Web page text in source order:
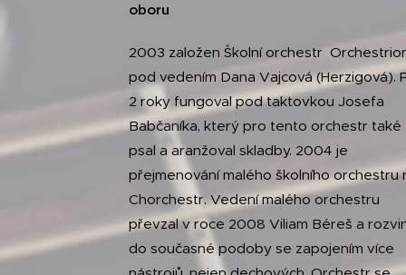
oboru
2003 založen Školní orchestr
pod vedením Dana Vajcová (Herzigová).
2 roky fungoval pod taktovkou Josefa
Babčaníka, který pro tento orchestr také
psal a aranžoval skladby. 2004 je
přejmenování malého školního orchestru
Chorchestr. Vedení malého orchestru
převzal v roce 2008 Viliam Béreš a
do současné podoby se zapojením více